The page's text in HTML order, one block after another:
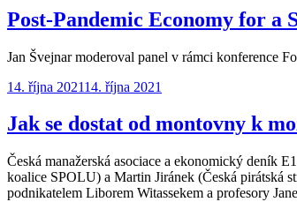
Post-Pandemic Economy for a
Jan Švejnar moderoval panel v rámci konference
Publikováno:
14. října 202114. října 2021
Jak se dostat od montovny k
Česká manažerská asociace a ekonomický deník
koalice SPOLU) a Martin Jiránek (Česká pirátská
podnikatelem Liborem Witassekem a profesory